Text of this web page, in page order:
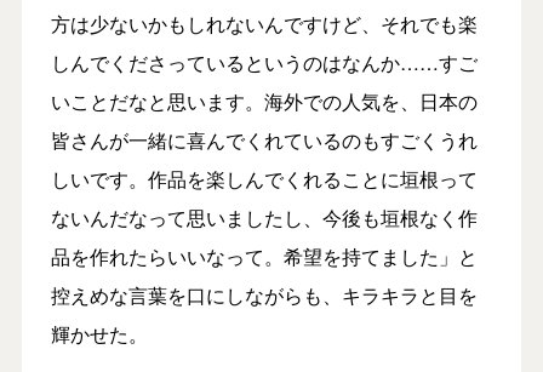
方は少ないかもしれないんですけど、それでも楽
しんでくださっているというのはなんか……すご
いことだなと思います。海外での人気を、日本の
皆さんが一緒に喜んでくれているのもすごくうれ
しいです。作品を楽しんでくれることに垣根って
ないんだなって思いましたし、今後も垣根なく作
品を作れたらいいなって。希望を持てました」と
控えめな言葉を口にしながらも、キラキラと目を
輝かせた。